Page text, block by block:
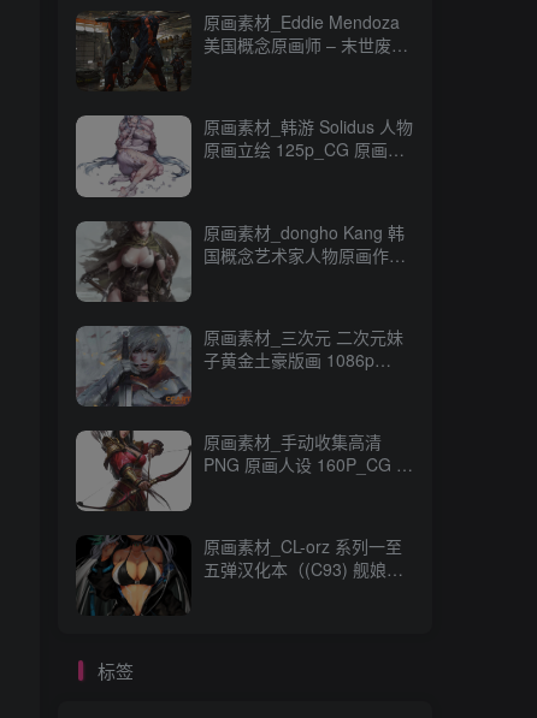
原画素材_Eddie Mendoza
美国概念原画师 – 末世废土
原画素材_韩游 Solidus 人物
原画立绘 125p_CG 原画资
原画素材_dongho Kang 韩
国概念艺术家人物原画作品
原画素材_三次元 二次元妹
子黄金土豪版画 1086p
原画素材_手动收集高清
PNG 原画人设 160P_CG 原
原画素材_CL-orz 系列一至
五弹汉化本（(C93) 舰娘
标签